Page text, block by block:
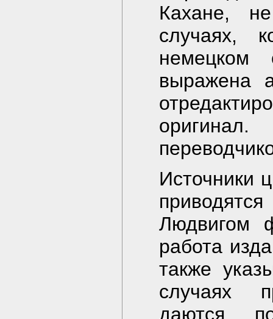
Кахане,
случаях,
немецком
выражена
Источники
Людвигом
работа
также
случаях
даются